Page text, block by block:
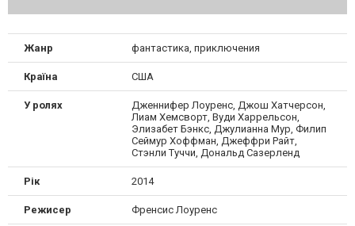
Жанр фантастика, приключения
Країна США
У ролях
Дженнифер Лоуренс, Джош Хатчерсон,
Лиам Хемсворт, Вуди Харрельсон,
Элизабет Бэнкс, Джулианна Мур, Филип
Сеймур Хоффман, Джеффри Райт,
Стэнли Туччи, Дональд Сазерленд
Рік 2014
Режисер Френсис Лоуренс